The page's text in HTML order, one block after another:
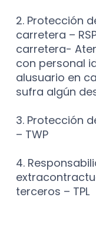
2. Protección
carretera –
carretera-
con personal
alusuario en
sufra algún
3. Protección
– TWP
4.
terceros – TPL